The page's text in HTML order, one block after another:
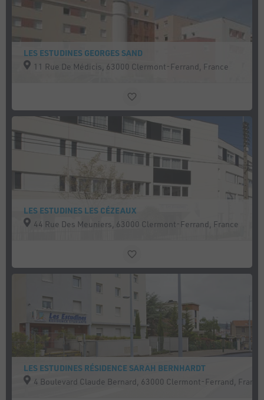
LES ESTUDINES GEORGES SAND
11 Rue De Médicis, 63000 Clermont-Ferrand, France
LES ESTUDINES LES CÉZEAUX
44 Rue Des Meuniers, 63000 Clermont-Ferrand, France
LES ESTUDINES RÉSIDENCE SARAH BERNHARDT
4 Boulevard Claude Bernard, 63000 Clermont-Ferrand, France